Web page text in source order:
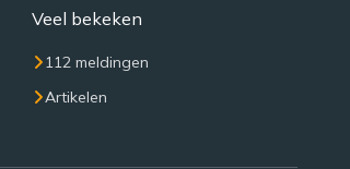
Veel bekeken
112 meldingen
Artikelen